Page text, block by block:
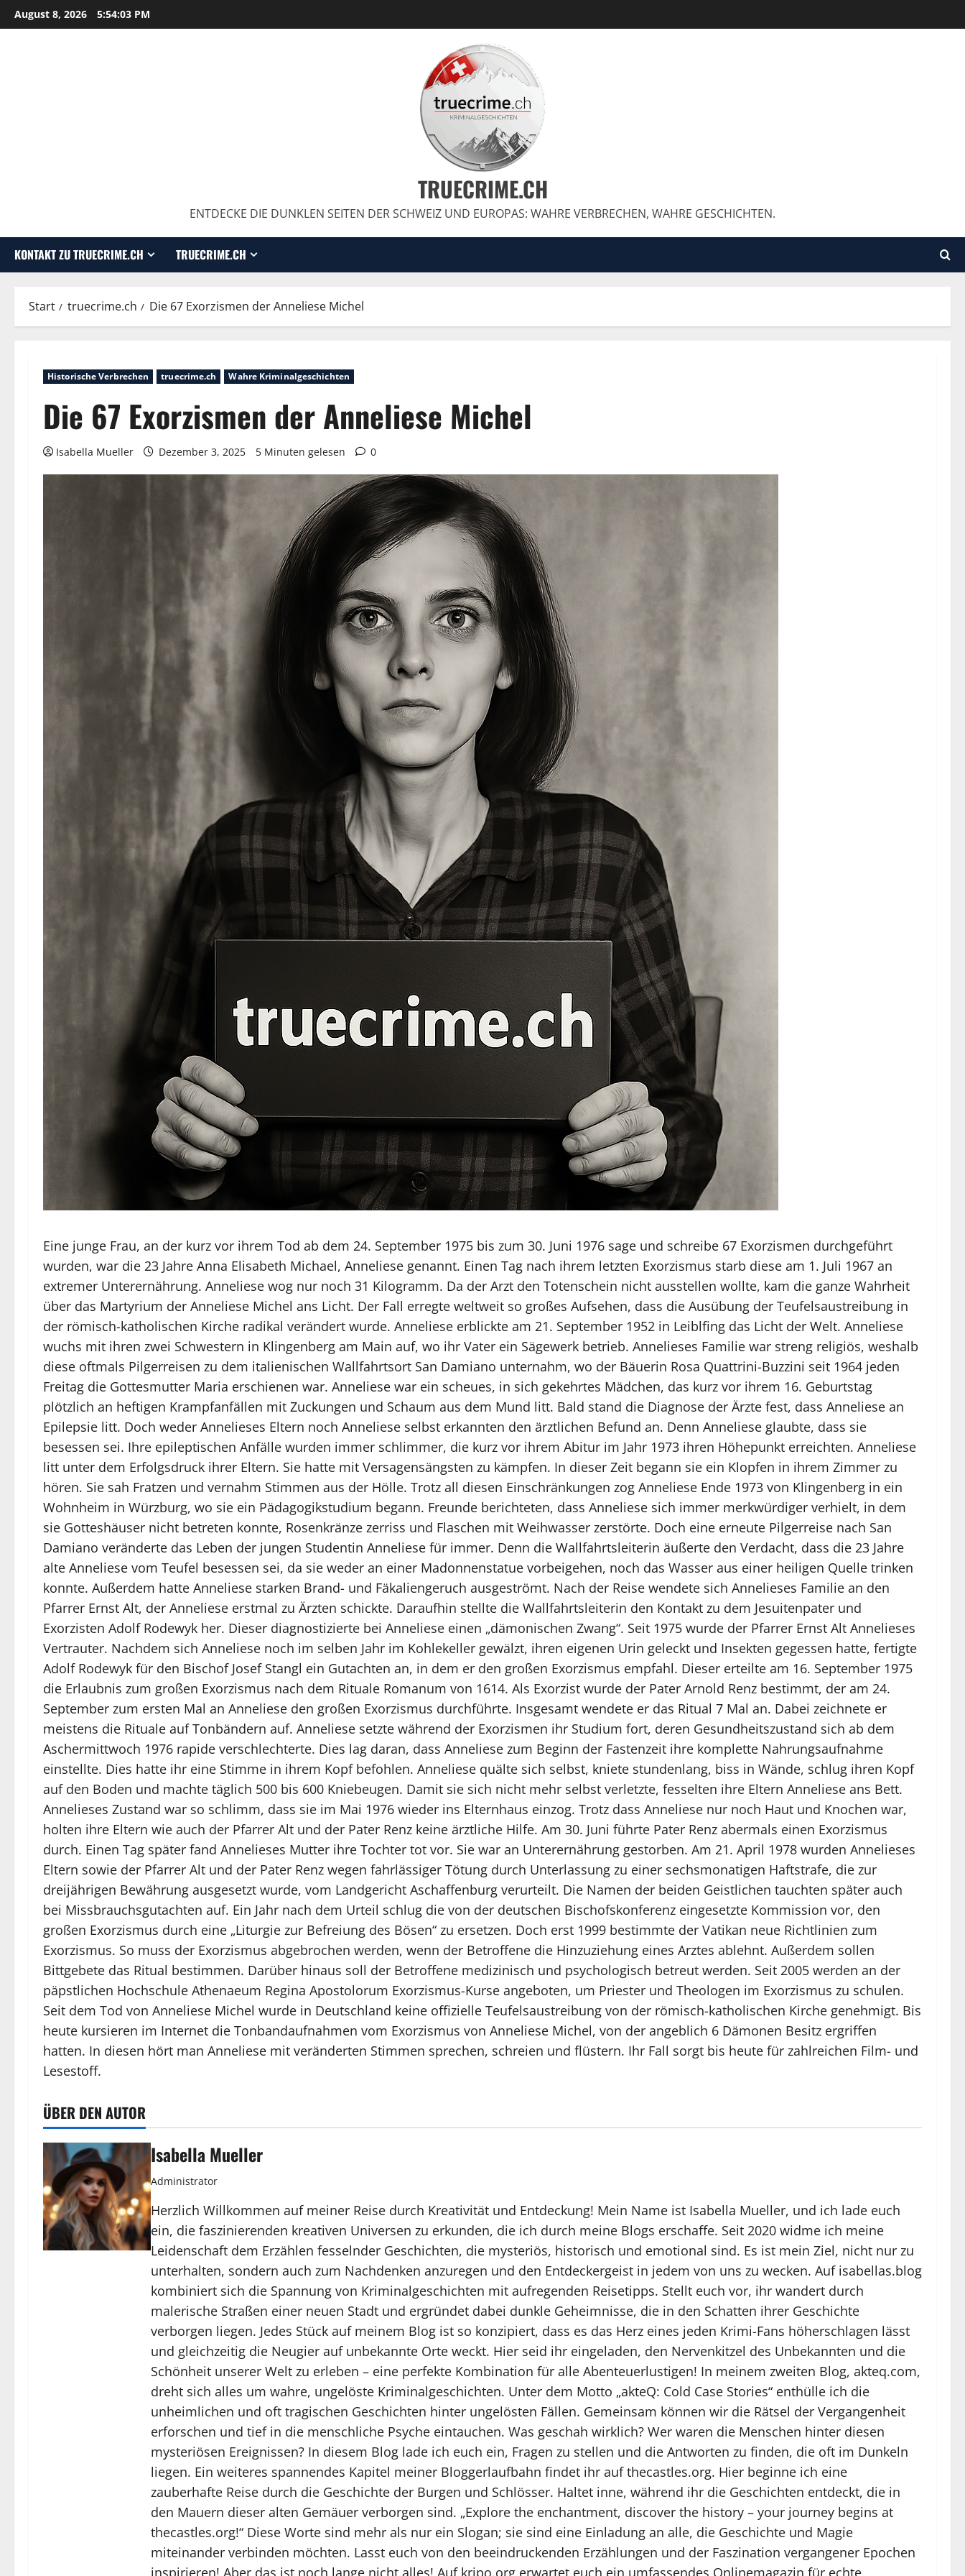
August 8, 2026 5:54:05 PM
TRUECRIME.CH
ENTDECKE DIE DUNKLEN SEITEN DER SCHWEIZ UND EUROPAS: WAHRE VERBRECHEN, WAHRE GESCHICHTEN.
KONTAKT ZU TRUECRIME.CH TRUECRIME.CH
Start truecrime.ch Die 67 Exorzismen der Anneliese Michel
Historische Verbrechen truecrime.ch Wahre Kriminalgeschichten
Die 67 Exorzismen der Anneliese Michel
Isabella Mueller Dezember 3, 2025 5 Minuten gelesen 0
Eine junge Frau, an der kurz vor ihrem Tod ab dem 24. September 1975 bis zum 30. Juni 1976 sage und schreibe 67 Exorzismen durchgeführt
wurden, war die 23 Jahre Anna Elisabeth Michael, Anneliese genannt. Einen Tag nach ihrem letzten Exorzismus starb diese am 1. Juli 1967 an
extremer Unterernährung. Anneliese wog nur noch 31 Kilogramm. Da der Arzt den Totenschein nicht ausstellen wollte, kam die ganze Wahrheit
über das Martyrium der Anneliese Michel ans Licht. Der Fall erregte weltweit so großes Aufsehen, dass die Ausübung der Teufelsaustreibung in
der römisch-katholischen Kirche radikal verändert wurde. Anneliese erblickte am 21. September 1952 in Leiblfing das Licht der Welt. Anneliese
wuchs mit ihren zwei Schwestern in Klingenberg am Main auf, wo ihr Vater ein Sägewerk betrieb. Annelieses Familie war streng religiös, weshalb
diese oftmals Pilgerreisen zu dem italienischen Wallfahrtsort San Damiano unternahm, wo der Bäuerin Rosa Quattrini-Buzzini seit 1964 jeden
Freitag die Gottesmutter Maria erschienen war. Anneliese war ein scheues, in sich gekehrtes Mädchen, das kurz vor ihrem 16. Geburtstag
plötzlich an heftigen Krampfanfällen mit Zuckungen und Schaum aus dem Mund litt. Bald stand die Diagnose der Ärzte fest, dass Anneliese an
Epilepsie litt. Doch weder Annelieses Eltern noch Anneliese selbst erkannten den ärztlichen Befund an. Denn Anneliese glaubte, dass sie
besessen sei. Ihre epileptischen Anfälle wurden immer schlimmer, die kurz vor ihrem Abitur im Jahr 1973 ihren Höhepunkt erreichten. Anneliese
litt unter dem Erfolgsdruck ihrer Eltern. Sie hatte mit Versagensängsten zu kämpfen. In dieser Zeit begann sie ein Klopfen in ihrem Zimmer zu
hören. Sie sah Fratzen und vernahm Stimmen aus der Hölle. Trotz all diesen Einschränkungen zog Anneliese Ende 1973 von Klingenberg in ein
Wohnheim in Würzburg, wo sie ein Pädagogikstudium begann. Freunde berichteten, dass Anneliese sich immer merkwürdiger verhielt, in dem
sie Gotteshäuser nicht betreten konnte, Rosenkränze zerriss und Flaschen mit Weihwasser zerstörte. Doch eine erneute Pilgerreise nach San
Damiano veränderte das Leben der jungen Studentin Anneliese für immer. Denn die Wallfahrtsleiterin äußerte den Verdacht, dass die 23 Jahre
alte Anneliese vom Teufel besessen sei, da sie weder an einer Madonnenstatue vorbeigehen, noch das Wasser aus einer heiligen Quelle trinken
konnte. Außerdem hatte Anneliese starken Brand- und Fäkaliengeruch ausgeströmt. Nach der Reise wendete sich Annelieses Familie an den
Pfarrer Ernst Alt, der Anneliese erstmal zu Ärzten schickte. Daraufhin stellte die Wallfahrtsleiterin den Kontakt zu dem Jesuitenpater und
Exorzisten Adolf Rodewyk her. Dieser diagnostizierte bei Anneliese einen „dämonischen Zwang“. Seit 1975 wurde der Pfarrer Ernst Alt Annelieses
Vertrauter. Nachdem sich Anneliese noch im selben Jahr im Kohlekeller gewälzt, ihren eigenen Urin geleckt und Insekten gegessen hatte, fertigte
Adolf Rodewyk für den Bischof Josef Stangl ein Gutachten an, in dem er den großen Exorzismus empfahl. Dieser erteilte am 16. September 1975
die Erlaubnis zum großen Exorzismus nach dem Rituale Romanum von 1614. Als Exorzist wurde der Pater Arnold Renz bestimmt, der am 24.
September zum ersten Mal an Anneliese den großen Exorzismus durchführte. Insgesamt wendete er das Ritual 7 Mal an. Dabei zeichnete er
meistens die Rituale auf Tonbändern auf. Anneliese setzte während der Exorzismen ihr Studium fort, deren Gesundheitszustand sich ab dem
Aschermittwoch 1976 rapide verschlechterte. Dies lag daran, dass Anneliese zum Beginn der Fastenzeit ihre komplette Nahrungsaufnahme
einstellte. Dies hatte ihr eine Stimme in ihrem Kopf befohlen. Anneliese quälte sich selbst, kniete stundenlang, biss in Wände, schlug ihren Kopf
auf den Boden und machte täglich 500 bis 600 Kniebeugen. Damit sie sich nicht mehr selbst verletzte, fesselten ihre Eltern Anneliese ans Bett.
Annelieses Zustand war so schlimm, dass sie im Mai 1976 wieder ins Elternhaus einzog. Trotz dass Anneliese nur noch Haut und Knochen war,
holten ihre Eltern wie auch der Pfarrer Alt und der Pater Renz keine ärztliche Hilfe. Am 30. Juni führte Pater Renz abermals einen Exorzismus
durch. Einen Tag später fand Annelieses Mutter ihre Tochter tot vor. Sie war an Unterernährung gestorben. Am 21. April 1978 wurden Annelieses
Eltern sowie der Pfarrer Alt und der Pater Renz wegen fahrlässiger Tötung durch Unterlassung zu einer sechsmonatigen Haftstrafe, die zur
dreijährigen Bewährung ausgesetzt wurde, vom Landgericht Aschaffenburg verurteilt. Die Namen der beiden Geistlichen tauchten später auch
bei Missbrauchsgutachten auf. Ein Jahr nach dem Urteil schlug die von der deutschen Bischofskonferenz eingesetzte Kommission vor, den
großen Exorzismus durch eine „Liturgie zur Befreiung des Bösen“ zu ersetzen. Doch erst 1999 bestimmte der Vatikan neue Richtlinien zum
Exorzismus. So muss der Exorzismus abgebrochen werden, wenn der Betroffene die Hinzuziehung eines Arztes ablehnt. Außerdem sollen
Bittgebete das Ritual bestimmen. Darüber hinaus soll der Betroffene medizinisch und psychologisch betreut werden. Seit 2005 werden an der
päpstlichen Hochschule Athenaeum Regina Apostolorum Exorzismus-Kurse angeboten, um Priester und Theologen im Exorzismus zu schulen.
Seit dem Tod von Anneliese Michel wurde in Deutschland keine offizielle Teufelsaustreibung von der römisch-katholischen Kirche genehmigt. Bis
heute kursieren im Internet die Tonbandaufnahmen vom Exorzismus von Anneliese Michel, von der angeblich 6 Dämonen Besitz ergriffen
hatten. In diesen hört man Anneliese mit veränderten Stimmen sprechen, schreien und flüstern. Ihr Fall sorgt bis heute für zahlreichen Film- und
Lesestoff.
ÜBER DEN AUTOR
Isabella Mueller
Administrator
Herzlich Willkommen auf meiner Reise durch Kreativität und Entdeckung! Mein Name ist Isabella Mueller, und ich lade euch
ein, die faszinierenden kreativen Universen zu erkunden, die ich durch meine Blogs erschaffe. Seit 2020 widme ich meine
Leidenschaft dem Erzählen fesselnder Geschichten, die mysteriös, historisch und emotional sind. Es ist mein Ziel, nicht nur zu
unterhalten, sondern auch zum Nachdenken anzuregen und den Entdeckergeist in jedem von uns zu wecken. Auf isabellas.blog
kombiniert sich die Spannung von Kriminalgeschichten mit aufregenden Reisetipps. Stellt euch vor, ihr wandert durch
malerische Straßen einer neuen Stadt und ergründet dabei dunkle Geheimnisse, die in den Schatten ihrer Geschichte
verborgen liegen. Jedes Stück auf meinem Blog ist so konzipiert, dass es das Herz eines jeden Krimi-Fans höherschlagen lässt
und gleichzeitig die Neugier auf unbekannte Orte weckt. Hier seid ihr eingeladen, den Nervenkitzel des Unbekannten und die
Schönheit unserer Welt zu erleben – eine perfekte Kombination für alle Abenteuerlustigen! In meinem zweiten Blog, akteq.com,
dreht sich alles um wahre, ungelöste Kriminalgeschichten. Unter dem Motto „akteQ: Cold Case Stories“ enthülle ich die
unheimlichen und oft tragischen Geschichten hinter ungelösten Fällen. Gemeinsam können wir die Rätsel der Vergangenheit
erforschen und tief in die menschliche Psyche eintauchen. Was geschah wirklich? Wer waren die Menschen hinter diesen
mysteriösen Ereignissen? In diesem Blog lade ich euch ein, Fragen zu stellen und die Antworten zu finden, die oft im Dunkeln
liegen. Ein weiteres spannendes Kapitel meiner Bloggerlaufbahn findet ihr auf thecastles.org. Hier beginne ich eine
zauberhafte Reise durch die Geschichte der Burgen und Schlösser. Haltet inne, während ihr die Geschichten entdeckt, die in
den Mauern dieser alten Gemäuer verborgen sind. „Explore the enchantment, discover the history – your journey begins at
thecastles.org!“ Diese Worte sind mehr als nur ein Slogan; sie sind eine Einladung an alle, die Geschichte und Magie
miteinander verbinden möchten. Lasst euch von den beeindruckenden Erzählungen und der Faszination vergangener Epochen
inspirieren! Aber das ist noch lange nicht alles! Auf kripo.org erwartet euch ein umfassendes Onlinemagazin für echte